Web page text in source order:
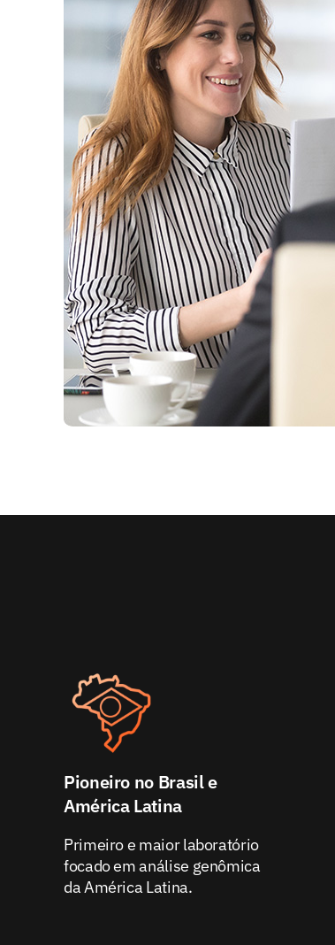
Pioneiro no Brasil e
América Latina
Primeiro e maior laboratório
focado em análise genômica
da América Latina.